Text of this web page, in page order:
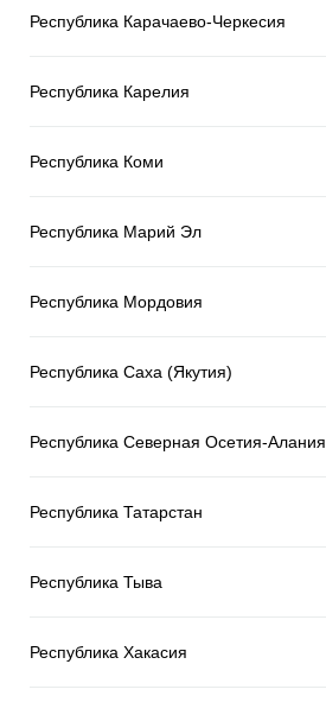
Республика Карачаево-Черкесия
Республика Карелия
Республика Коми
Республика Марий Эл
Республика Мордовия
Республика Саха (Якутия)
Республика Северная Осетия-Алания
Республика Татарстан
Республика Тыва
Республика Хакасия